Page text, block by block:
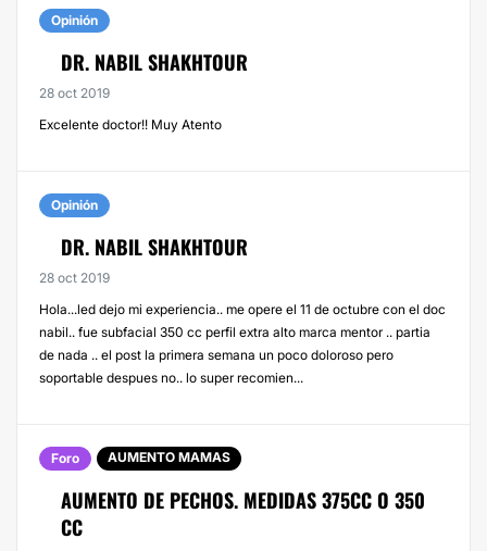
Opinión
DR. NABIL SHAKHTOUR
28 oct 2019
Excelente doctor!! Muy Atento
Opinión
DR. NABIL SHAKHTOUR
28 oct 2019
Hola...led dejo mi experiencia.. me opere el 11 de octubre con el doc
nabil.. fue subfacial 350 cc perfil extra alto marca mentor .. partia
de nada .. el post la primera semana un poco doloroso pero
soportable despues no.. lo super recomien...
Foro AUMENTO MAMAS
AUMENTO DE PECHOS. MEDIDAS 375CC O 350
CC